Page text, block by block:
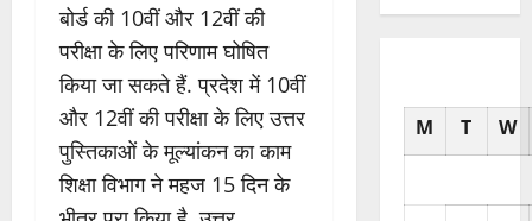
बोर्ड की 10वीं और 12वीं की
परीक्षा के लिए परिणाम घोषित
किया जा सकते हैं. प्रदेश में 10वीं
और 12वीं की परीक्षा के लिए उत्तर
पुस्तिकाओं के मूल्यांकन का काम
शिक्षा विभाग ने महज 15 दिन के
M T W